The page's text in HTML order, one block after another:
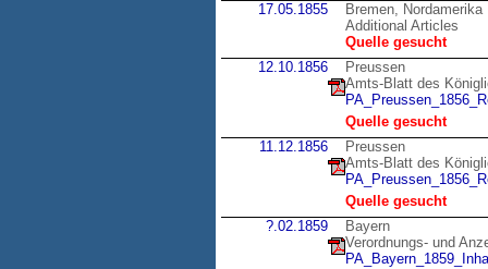
17.05.1855
Bremen, Nordamerika
Additional Articles
Quelle gesucht
12.10.1856
Preussen
Amts-Blatt des
Quelle gesucht
11.12.1856
Preussen
Amts-Blatt des
Quelle gesucht
?.02.1859
Bayern
Verordnungs- und